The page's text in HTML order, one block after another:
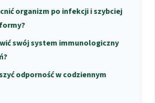
organizm po infekcji i szybciej
swój system immunologiczny
odporność w codziennym